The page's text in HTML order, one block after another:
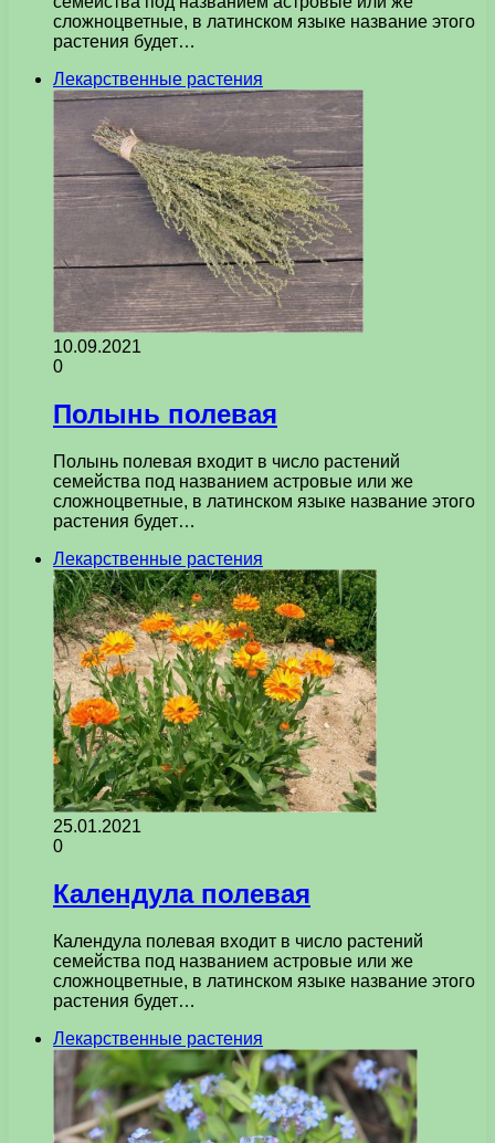
сложноцветные, в латинском языке название этого
растения будет…
Лекарственные растения
10.09.2021
0
Полынь полевая
Полынь полевая входит в число растений
семейства под названием астровые или же
сложноцветные, в латинском языке название этого
растения будет…
Лекарственные растения
25.01.2021
0
Календула полевая
Календула полевая входит в число растений
семейства под названием астровые или же
сложноцветные, в латинском языке название этого
растения будет…
Лекарственные растения